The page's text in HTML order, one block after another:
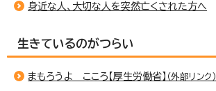
身近な人、大切な人を突然亡くされた方へ
生きているのがつらい
まもろうよ こころ【厚生労働省】 （外部リンク）